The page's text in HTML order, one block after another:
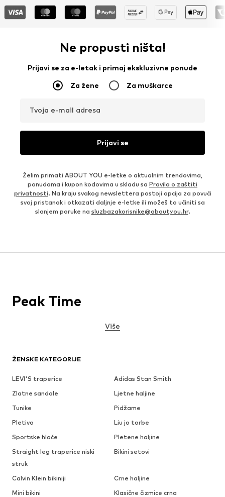
Ne propusti ništa!
Prijavi se za e-letak i primaj ekskluzivne ponude
Za žene Za muškarce
Tvoja e-mail adresa
Prijavi se
Želim primati ABOUT YOU e-letke o aktualnim trendovima,
ponudama i kupon kodovima u skladu sa Pravila o zaštiti
privatnosti. Na kraju svakog newslettera postoji opcija za povući
svoj pristanak i otkazati daljnje e-letke ili možeš to učiniti sa
slanjem poruke na sluzbazakorisnike@aboutyou.hr.
ŽENSKE KATEGORIJE
LEVI'S traperice
Adidas Stan Smith
Zlatne sandale
Ljetne haljine
Tunike
Pidžame
Pletivo
Liu jo torbe
Sportske hlače
Pletene haljine
Straight leg traperice niski
struk
Bikini setovi
Calvin Klein bikiniji
Crne haljine
Mini bikini
Klasične čizmice crna
Peak Time
Više